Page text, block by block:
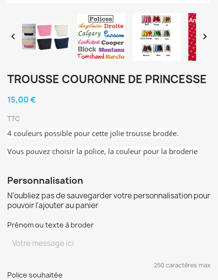
 
TROUSSE COURONNE DE PRINCESSE
15,00 €
TTC
4 couleurs possible pour cette jolie trousse brodée.
Vous pouvez choisir la police, la couleur pour la broderie
Personnalisation
N'oubliez pas de sauvegarder votre personnalisation pour
pouvoir l'ajouter au panier
Prénom ou texte à broder
250 caractères max
Police souhaitée